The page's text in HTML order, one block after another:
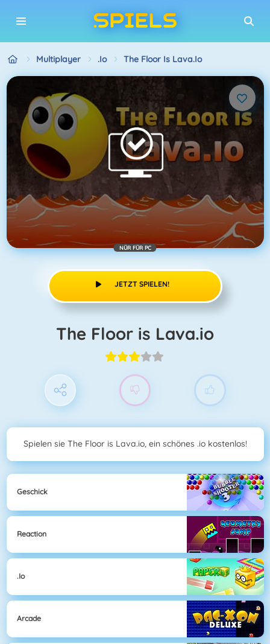
Multiplayer .io The Floor Is Lava.io
NÜR FÜR PC
JETZT SPIELEN!
The Floor is Lava.io
Spielen sie The Floor is Lava.io, ein schönes .io kostenlos!
Geschick
Reaction
.io
Arcade